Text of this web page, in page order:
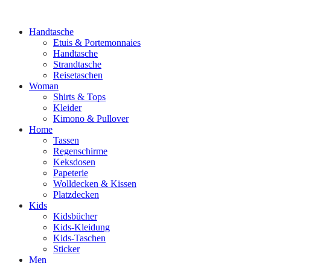
Handtasche
Etuis & Portemonnaies
Handtasche
Strandtasche
Reisetaschen
Woman
Shirts & Tops
Kleider
Kimono & Pullover
Home
Tassen
Regenschirme
Keksdosen
Papeterie
Wolldecken & Kissen
Platzdecken
Kids
Kidsbücher
Kids-Kleidung
Kids-Taschen
Sticker
Men